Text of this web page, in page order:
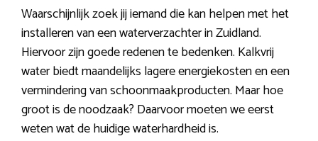
Waarschijnlijk zoek jij iemand die kan helpen met het
installeren van een waterverzachter in Zuidland.
Hiervoor zijn goede redenen te bedenken. Kalkvrij
water biedt maandelijks lagere energiekosten en een
vermindering van schoonmaakproducten. Maar hoe
groot is de noodzaak? Daarvoor moeten we eerst
weten wat de huidige waterhardheid is.